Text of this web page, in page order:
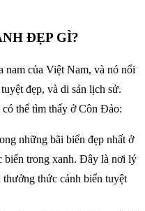
ĐẸP GÌ?
nam của Việt Nam, và nó nổi
đẹp, và di sản lịch sử.
thể tìm thấy ở Côn Đảo:
những bãi biển đẹp nhất ở
biển trong xanh. Đây là nơi lý
thức cảnh biển tuyệt